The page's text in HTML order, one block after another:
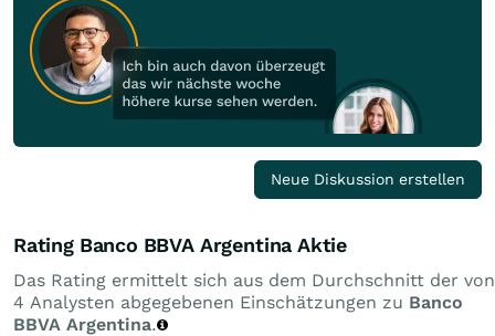
Neue Diskussion erstellen
Rating Banco BBVA Argentina Aktie
Das Rating ermittelt sich aus dem Durchschnitt der von
4 Analysten abgegebenen Einschätzungen zu Banco
BBVA Argentina.